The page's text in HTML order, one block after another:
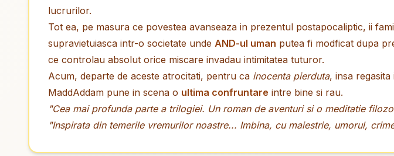
lucrurilor.
Tot ea, pe masura ce povestea avanseaza in prezentul postapocaliptic, ii
supravietuiasca intr-o societate unde AND-ul uman putea fi modficat dupa
ce controlau absolut orice miscare invadau intimitatea tuturor.
Acum, departe de aceste atrocitati, pentru ca inocenta pierduta, insa
MaddAddam pune in scena o ultima confruntare intre bine si rau.
"Cea mai profunda parte a trilogiei. Un roman de aventuri si o meditatie
"Inspirata din temerile vremurilor noastre... Imbina, cu maiestrie, umorul,